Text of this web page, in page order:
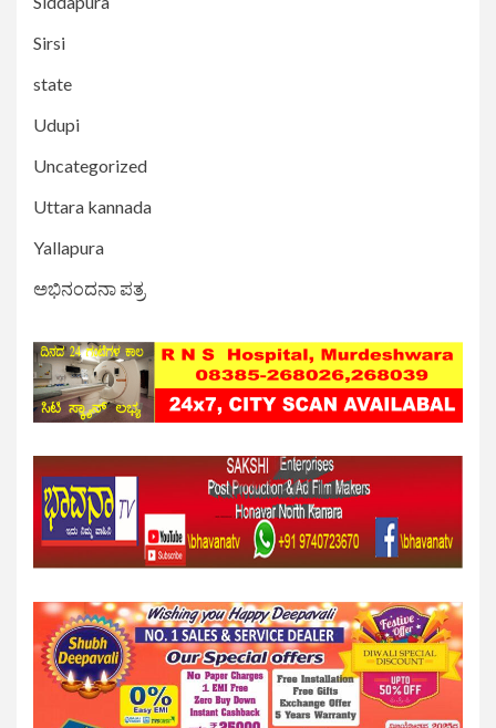
Sirsi
state
Udupi
Uncategorized
Uttara kannada
Yallapura
ಅಭಿನಂದನಾ ಪತ್ರ